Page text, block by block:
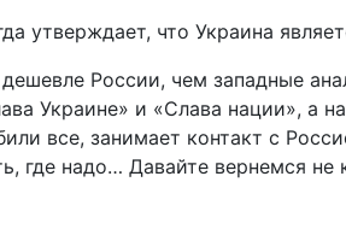
утверждает, что Украина
России, чем западные
Украине» и «Слава нации», а
все, занимает контакт с
где надо… Давайте вернемся